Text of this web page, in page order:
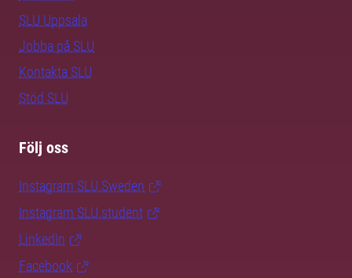
SLU Uppsala
Jobba på SLU
Kontakta SLU
Stöd SLU
Följ oss
Instagram SLU.Sweden
Instagram SLU.student
LinkedIn
Facebook